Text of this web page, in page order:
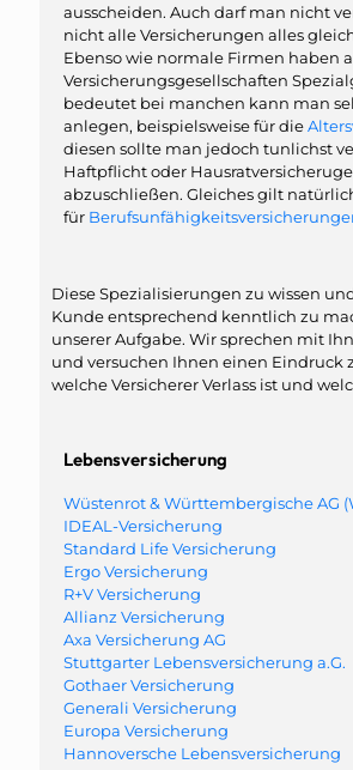
ausscheiden. Auch darf man nicht
nicht alle Versicherungen alles
Ebenso wie normale Firmen haben
Versicherungsgesellschaften
bedeutet bei manchen kann man
anlegen, beispielsweise für die
diesen sollte man jedoch tunlichst
Haftpflicht oder
abzuschließen. Gleiches gilt
für
Diese Spezialisierungen zu wissen
Kunde entsprechend kenntlich zu
unserer Aufgabe. Wir sprechen mit
und versuchen Ihnen einen Eindruck
welche Versicherer Verlass ist und
Lebensversicherung
Wüstenrot & Württembergische AG
IDEAL-Versicherung
Standard Life Versicherung
Ergo Versicherung
R+V Versicherung
Allianz Versicherung
Axa Versicherung AG
Stuttgarter Lebensversicherung a.G.
Gothaer Versicherung
Generali Versicherung
Europa Versicherung
Hannoversche Lebensversicherung